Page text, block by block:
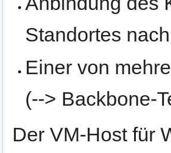
Standortes
Einer von
(--> Backbone-
Der VM-Host für